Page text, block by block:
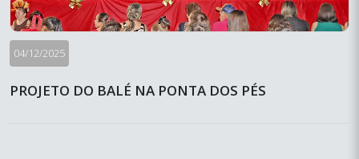
04/12/2025
PROJETO DO BALÉ NA PONTA DOS PÉS